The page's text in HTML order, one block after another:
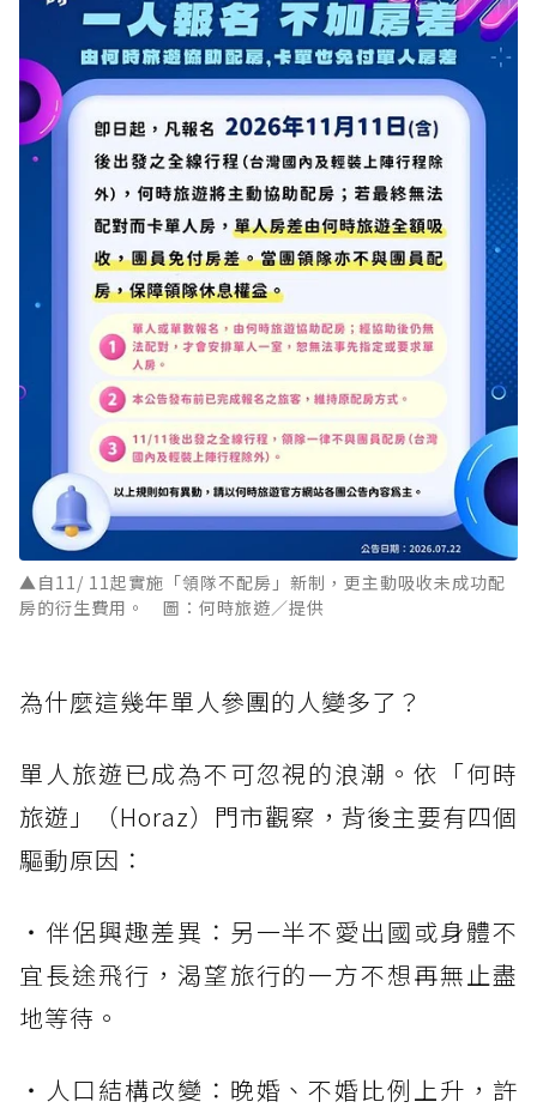
▲自11/ 11起實施「領隊不配房」新制，更主動吸收未成功配
房的衍生費用。 圖：何時旅遊／提供
為什麼這幾年單人參團的人變多了？
單人旅遊已成為不可忽視的浪潮。依「何時
旅遊」（Horaz）門市觀察，背後主要有四個
驅動原因：
・伴侶興趣差異：另一半不愛出國或身體不
宜長途飛行，渴望旅行的一方不想再無止盡
地等待。
・人口結構改變：晚婚、不婚比例上升，許